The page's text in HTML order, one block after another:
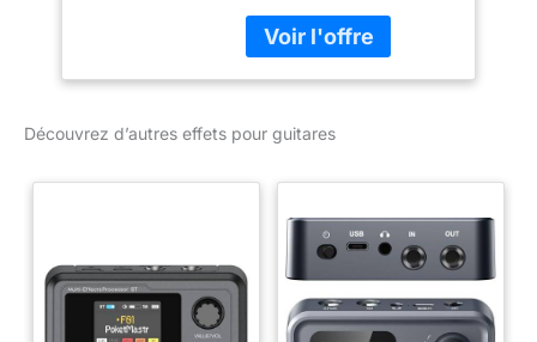
combinaison équilibrée
de finitions soignées et
de matériaux
objectif : votre
priorité absolue et
Découvrez d’autres effets pour guitares